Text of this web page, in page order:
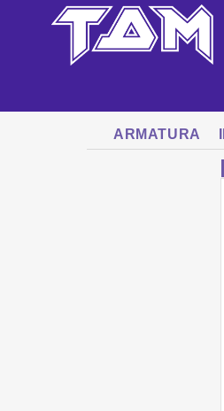
ARMATURA